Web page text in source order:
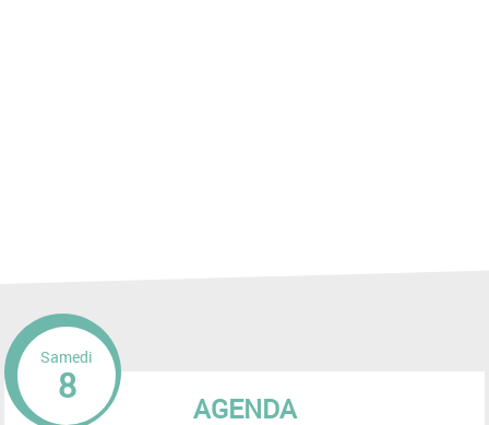
AGENDA
Samedi
8